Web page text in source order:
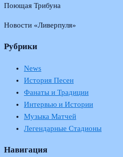
Поющая Трибуна
Новости «Ливерпуля»
Рубрики
News
История Песен
Фанаты и Традиции
Интервью и Истории
Музыка Матчей
Легендарные Стадионы
Навигация